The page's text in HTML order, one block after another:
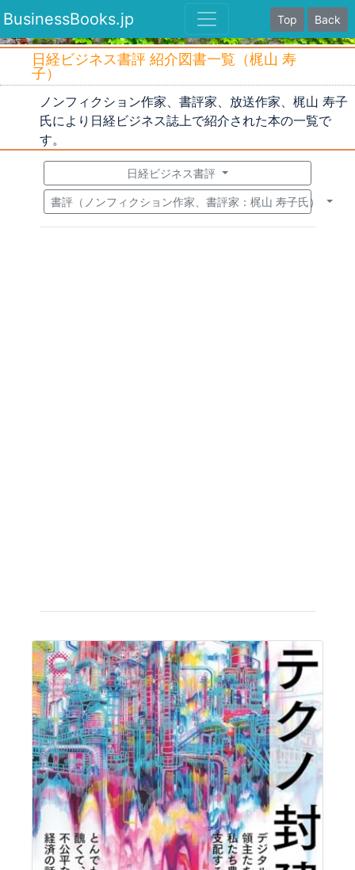
BusinessBooks.jp Top Back
日経ビジネス書評 紹介図書一覧（梶山 寿
子）
ノンフィクション作家、書評家、放送作家、梶山 寿子
氏により日経ビジネス誌上で紹介された本の一覧で
す。
日経ビジネス書評
書評（ノンフィクション作家、書評家：梶山 寿子氏）